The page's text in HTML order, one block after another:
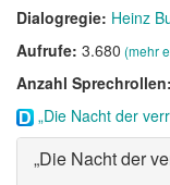
Dialogregie: Heinz
Aufrufe: 3.680 (mehr
Anzahl Sprechrollen:
„Die Nacht der
„Die Nacht der